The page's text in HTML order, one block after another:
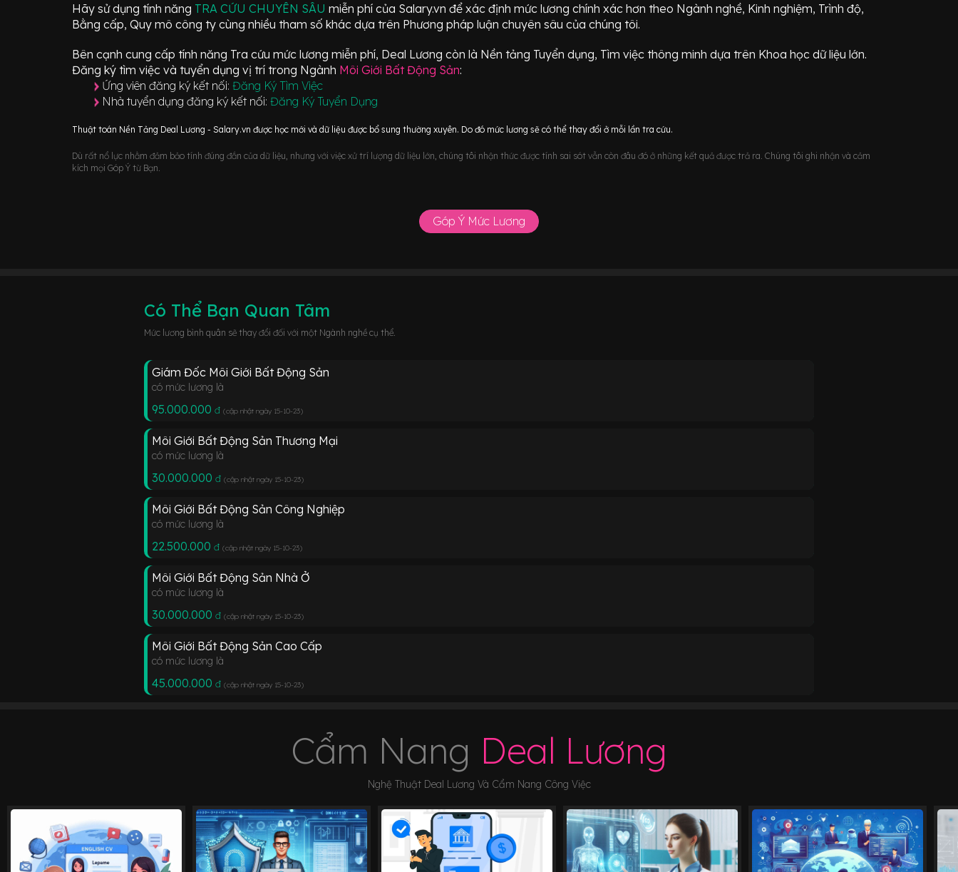
Hãy sử dụng tính năng TRA CỨU CHUYÊN SÂU miễn phí của Salary.vn để xác định mức lương chính xác hơn theo Ngành nghề, Kinh nghiệm, Trình độ,
Bằng cấp, Quy mô công ty cùng nhiều tham số khác dựa trên Phương pháp luận chuyên sâu của chúng tôi.
Bên cạnh cung cấp tính năng Tra cứu mức lương miễn phí, Deal Lương còn là Nền tảng Tuyển dụng, Tìm việc thông minh dựa trên Khoa học dữ liệu lớn.
Đăng ký tìm việc và tuyển dụng vị trí trong Ngành Môi Giới Bất Động Sản:
Ứng viên đăng ký kết nối: Đăng Ký Tìm Việc
Nhà tuyển dụng đăng ký kết nối: Đăng Ký Tuyển Dụng
Thuật toán Nền Tảng Deal Lương - Salary.vn được học mới và dữ liệu được bổ sung thường xuyên. Do đó mức lương sẽ có thể thay đổi ở mỗi lần tra cứu.
Dù rất nổ lực nhằm đảm bảo tính đúng đắn của dữ liệu, nhưng với việc xử trí lượng dữ liệu lớn, chúng tôi nhận thức được tính sai sót vẫn còn đâu đó ở những kết quả được trả ra. Chúng tôi ghi nhận và cảm
kích mọi Góp Ý từ Bạn.
Góp Ý Mức Lương
Có Thể Bạn Quan Tâm
Mức lương bình quân sẽ thay đổi đối với một Ngành nghề cụ thể.
Giám Đốc Môi Giới Bất Động Sản
có mức lương là
95.000.000 đ (cập nhật ngày 15-10-23)
Môi Giới Bất Động Sản Thương Mại
có mức lương là
30.000.000 đ (cập nhật ngày 15-10-23)
Môi Giới Bất Động Sản Công Nghiệp
có mức lương là
22.500.000 đ (cập nhật ngày 15-10-23)
Môi Giới Bất Động Sản Nhà Ở
có mức lương là
30.000.000 đ (cập nhật ngày 15-10-23)
Môi Giới Bất Động Sản Cao Cấp
có mức lương là
45.000.000 đ (cập nhật ngày 15-10-23)
Cẩm Nang Deal Lương
Nghệ Thuật Deal Lương Và Cẩm Nang Công Việc